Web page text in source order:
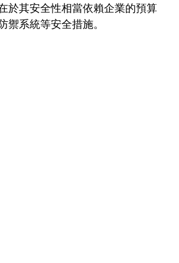
於其安全性相當依賴企業的預算
系統等安全措施。